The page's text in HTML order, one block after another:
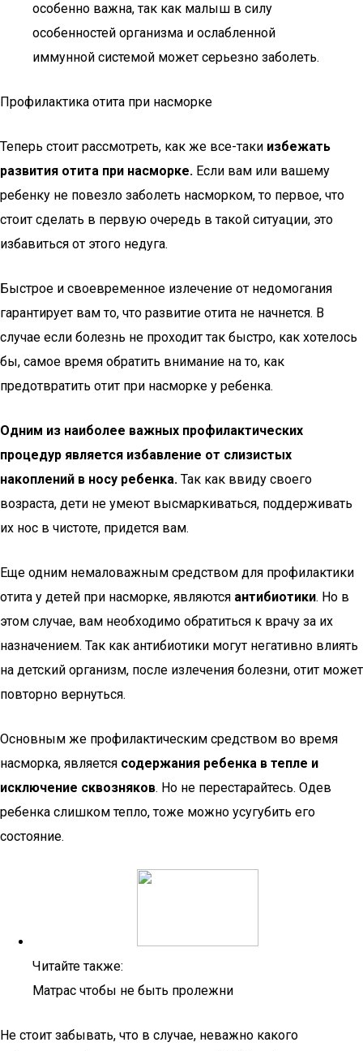
особенно важна, так как малыш в силу
особенностей организма и ослабленной
иммунной системой может серьезно заболеть.
Профилактика отита при насморке
Теперь стоит рассмотреть, как же все-таки избежать
развития отита при насморке. Если вам или вашему
ребенку не повезло заболеть насморком, то первое, что
стоит сделать в первую очередь в такой ситуации, это
избавиться от этого недуга.
Быстрое и своевременное излечение от недомогания
гарантирует вам то, что развитие отита не начнется. В
случае если болезнь не проходит так быстро, как хотелось
бы, самое время обратить внимание на то, как
предотвратить отит при насморке у ребенка.
Одним из наиболее важных профилактических
процедур является избавление от слизистых
накоплений в носу ребенка. Так как ввиду своего
возраста, дети не умеют высмаркиваться, поддерживать
их нос в чистоте, придется вам.
Еще одним немаловажным средством для профилактики
отита у детей при насморке, являются антибиотики. Но в
этом случае, вам необходимо обратиться к врачу за их
назначением. Так как антибиотики могут негативно влиять
на детский организм, после излечения болезни, отит может
повторно вернуться.
Основным же профилактическим средством во время
насморка, является содержания ребенка в тепле и
исключение сквозняков. Но не перестарайтесь. Одев
ребенка слишком тепло, тоже можно усугубить его
состояние.
Читайте также:
Матрас чтобы не быть пролежни
Не стоит забывать, что в случае, неважно какого